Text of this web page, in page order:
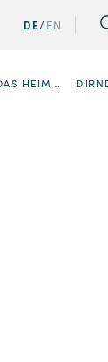
DE
EN
DAS HEIMATWERK